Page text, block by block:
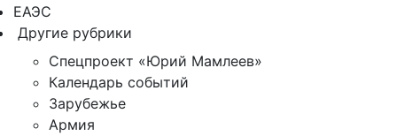
ЕАЭС
Другие рубрики
Спецпроект «Юрий Мамлеев»
Календарь событий
Зарубежье
Армия